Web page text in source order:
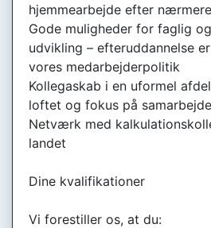
hjemmearbejde efter
Gode muligheder for faglig
udvikling – efteruddannelse
vores medarbejderpolitik
Kollegaskab i en uformel
loftet og fokus på
Netværk med
landet
Dine kvalifikationer
Vi forestiller os, at du: